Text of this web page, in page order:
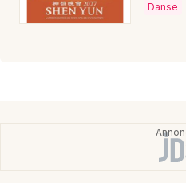
Danse